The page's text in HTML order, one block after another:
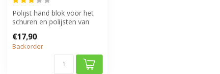
Polijst hand blok voor het
schuren en polijsten van
€17,90
Backorder